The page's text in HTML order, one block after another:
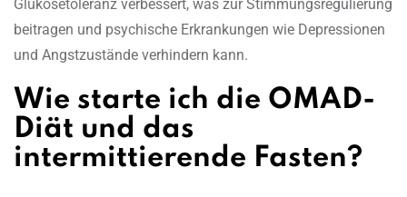
Glukosetoleranz verbessert, was zur Stimmungsregulierung
beitragen und psychische Erkrankungen wie Depressionen
und Angstzustände verhindern kann.
Wie starte ich die OMAD-
Diät und das
intermittierende Fasten?